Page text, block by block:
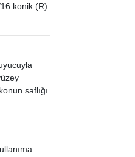
konik (R)
saflığı